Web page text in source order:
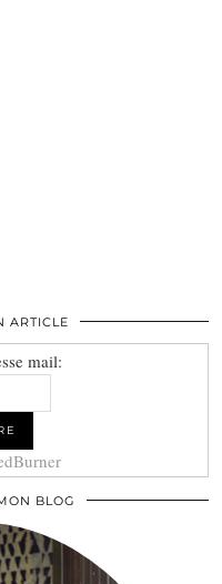
ARTICLE
mail:
BLOG